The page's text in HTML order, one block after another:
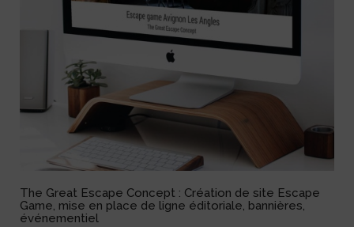
The Great Escape Concept : Création de site Escape
Game, mise en place de ligne éditoriale, bannières,
événementiel